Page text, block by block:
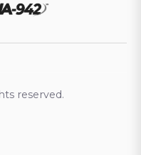
reserved.